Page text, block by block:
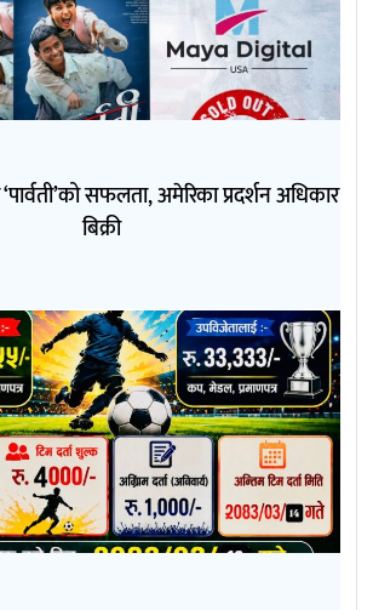
‘पार्वती’को सफलता, अमेरिका प्रदर्शन अधिकार
बिक्री